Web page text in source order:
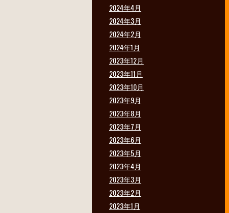
2024年4月
2024年3月
2024年2月
2024年1月
2023年12月
2023年11月
2023年10月
2023年9月
2023年8月
2023年7月
2023年6月
2023年5月
2023年4月
2023年3月
2023年2月
2023年1月